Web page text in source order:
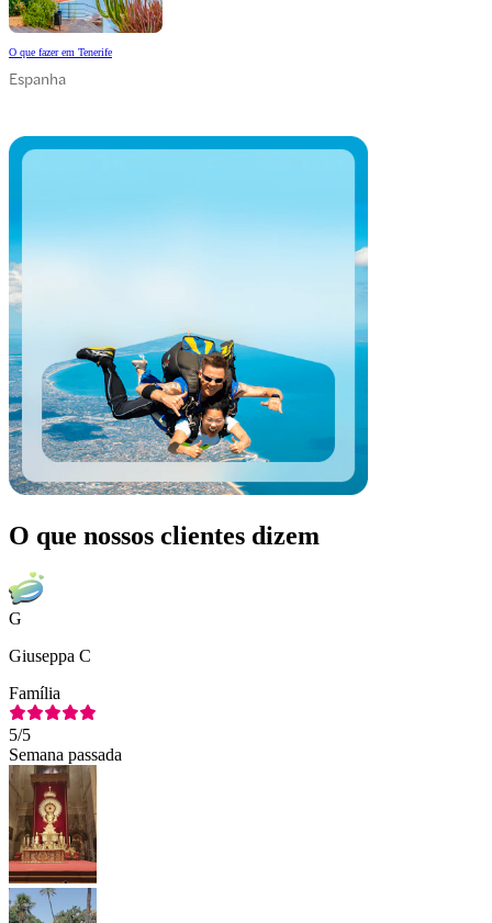
O que fazer em Tenerife
Espanha
O que nossos clientes dizem
G
Giuseppa C
Família
5/5
Semana passada